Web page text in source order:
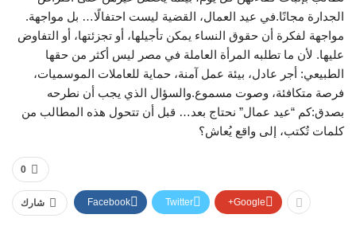
الجدارة مجانًا.في عيد العمال، القضية ليست احتفالًا… بل مواجهة.
مواجهة لفكرة أن حقوق النساء يمكن تأجيلها، أو تجزئتها، أو التفاوض
عليها. لأن ما تطلبه المرأة العاملة في مصر ليس أكثر من حقها
الطبيعي: أجر عادل، بيئة عمل آمنة، حماية للعاملات الموسميات،
فرصة متكافئة، وصوت مسموع.والسؤال الذي يجب أن نطرحه
بصدق:كم “عيد عمال” نحتاج بعد… قبل أن تتحول هذه المطالب من
كلمات تُكتب، إلى واقع يُعاش؟
0
شارك Facebook Twitter Google+